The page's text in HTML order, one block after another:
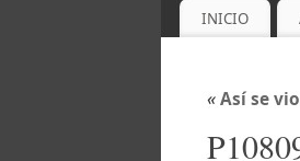
INICIO
«Así se